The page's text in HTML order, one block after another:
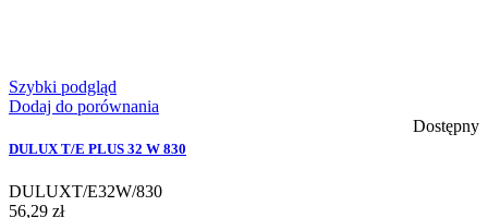
Szybki podgląd
Dodaj do porównania
Dostępny
DULUX T/E PLUS 32 W 830
DULUXT/E32W/830
56,29 zł